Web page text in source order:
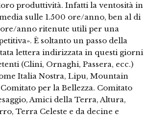
produttività. Infatti la ventosità in
sulle 1.500 ore/anno, ben al di
anno ritenute utili per una
È soltanto un passo della
lettera indirizzata in questi giorni
(Clini, Ornaghi, Passera, ecc.)
Italia Nostra, Lipu, Mountain
per la Bellezza. Comitato
Amici della Terra, Altura,
Terra Celeste e da decine e